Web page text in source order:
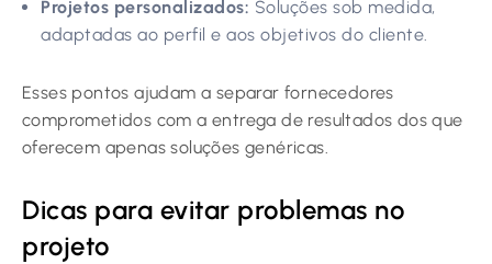
Projetos personalizados: Soluções sob medida,
adaptadas ao perfil e aos objetivos do cliente.
Esses pontos ajudam a separar fornecedores
comprometidos com a entrega de resultados dos que
oferecem apenas soluções genéricas.
Dicas para evitar problemas no
projeto